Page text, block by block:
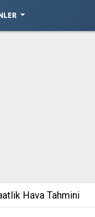
arrow_drop_down
Hava Tahmini